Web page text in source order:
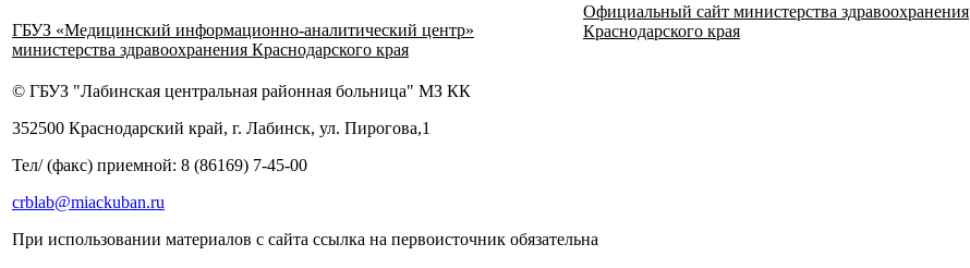
ГБУЗ «Медицинский информационно-аналитический центр»
министерства здравоохранения Краснодарского края
Официальный сайт министерства здравоохранения
Краснодарского края
© ГБУЗ "Лабинская центральная районная больница" МЗ КК
352500 Краснодарский край, г. Лабинск, ул. Пирогова,1
Тел/ (факс) приемной: 8 (86169) 7-45-00
crblab@miackuban.ru
При использовании материалов с сайта ссылка на первоисточник обязательна